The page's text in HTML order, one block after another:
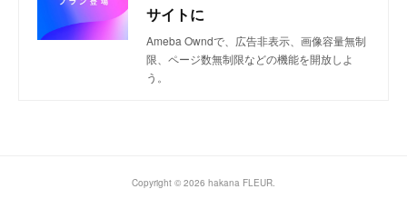
サイトに
Ameba Owndで、広告非表示、画像容量無制
限、ページ数無制限などの機能を開放しよ
う。
Copyright © 2026 hakana FLEUR.